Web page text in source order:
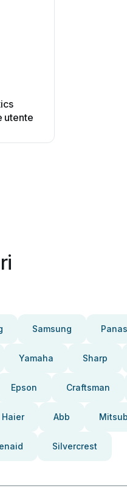
utente
Samsung
Yamaha Sharp
Epson Craftsman
Haier Abb
Silvercrest